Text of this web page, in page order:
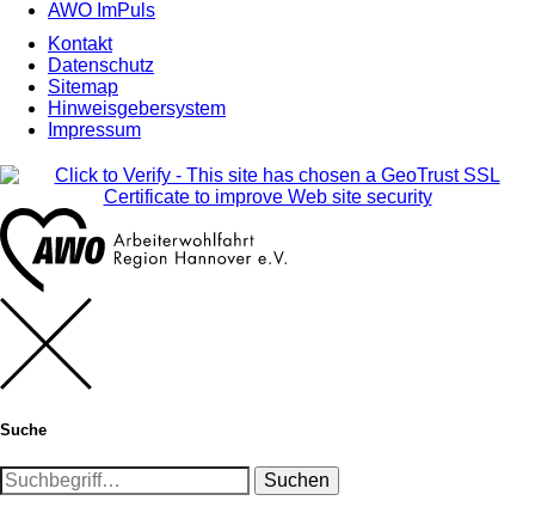
AWO ImPuls
Kontakt
Datenschutz
Sitemap
Hinweisgebersystem
Impressum
Suche
Suchen